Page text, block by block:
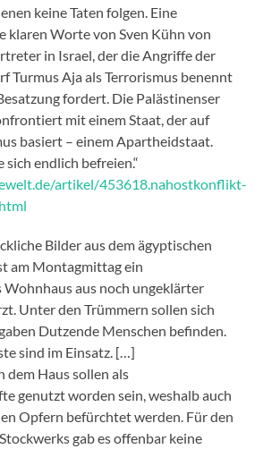
keine Taten folgen. Eine
klaren Worte von Sven Kühn von
in Israel, der die Angriffe der
Turmus Aja als Terrorismus benennt
fordert. Die Palästinenser
mit einem Staat, der auf
basiert – einem Apartheidstaat.
endlich befreien.“
artikel/453618.nahostkonflikt-
Bilder aus dem ägyptischen
am Montagmittag ein
Wohnhaus aus noch ungeklärter
Unter den Trümmern sollen sich
Dutzende Menschen befinden.
sind im Einsatz. […]
dem Haus sollen als
genutzt worden sein, weshalb auch
Opfern befürchtet werden. Für den
gab es offenbar keine